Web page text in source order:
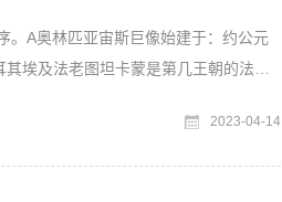
。A奥林匹亚宙斯巨像始建于：约公元
埃及法老图坦卡蒙是第几王朝的法
2023-04-14